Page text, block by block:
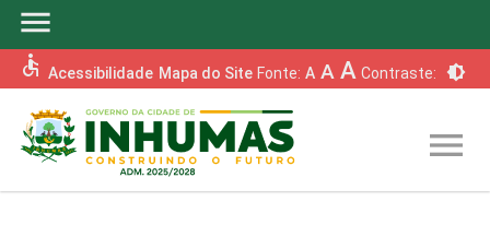
menu
accessible Acessibilidade Mapa do Site Fonte: A A A Contraste: brightness_6
menu